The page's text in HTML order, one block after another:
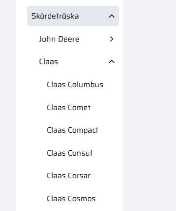
Skördetröska
John Deere
Claas
Claas Columbus
Claas Comet
Claas Compact
Claas Consul
Claas Corsar
Claas Cosmos